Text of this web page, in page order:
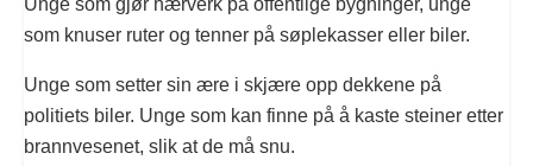
som knuser ruter og tenner på søplekasser eller biler.
Unge som setter sin ære i skjære opp dekkene på
politiets biler. Unge som kan finne på å kaste steiner etter
brannvesenet, slik at de må snu.